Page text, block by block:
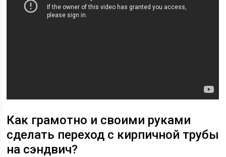
Как грамотно и своими руками
сделать переход с кирпичной трубы
на сэндвич?